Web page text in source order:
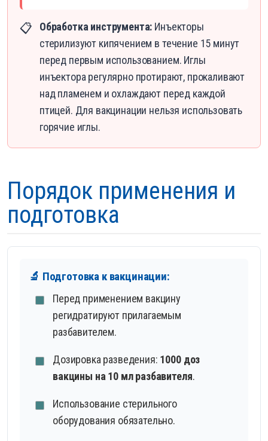
📋 Обработка инструмента: Инъекторы
стерилизуют кипячением в течение 15 минут
перед первым использованием. Иглы
инъектора регулярно протирают, прокаливают
над пламенем и охлаждают перед каждой
птицей. Для вакцинации нельзя использовать
горячие иглы.
Порядок применения и
подготовка
🔬 Подготовка к вакцинации:
Перед применением вакцину
регидратируют прилагаемым
разбавителем.
Дозировка разведения: 1000 доз
вакцины на 10 мл разбавителя.
Использование стерильного
оборудования обязательно.